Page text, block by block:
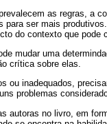
as regras, a
ser mais
do contexto que pode
mudar uma
crítica sobre elas.
ou inadequados,
problemas
no livro, em